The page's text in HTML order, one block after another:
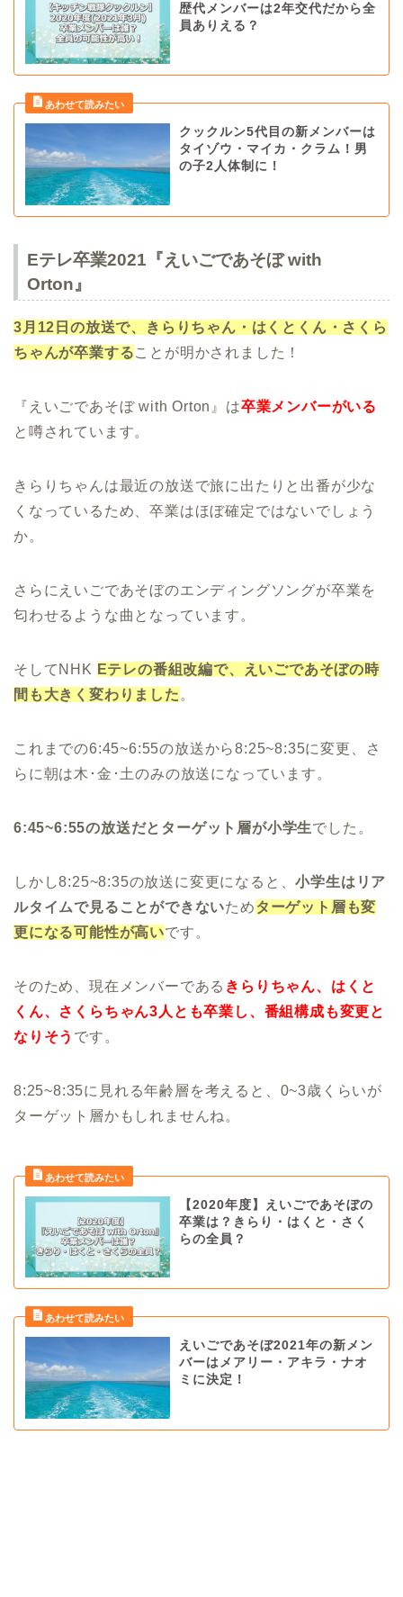
歴代メンバーは2年交代だから全
員ありえる？
クックルン5代目の新メンバーは
タイゾウ・マイカ・クラム！男
の子2人体制に！
Eテレ卒業2021『えいごであそぼ with
Orton』
3月12日の放送で、きらりちゃん・はくとくん・さくら
ちゃんが卒業することが明かされました！
『えいごであそぼ with Orton』は卒業メンバーがいる
と噂されています。
きらりちゃんは最近の放送で旅に出たりと出番が少な
くなっているため、卒業はほぼ確定ではないでしょう
か。
さらにえいごであそぼのエンディングソングが卒業を
匂わせるような曲となっています。
そしてNHK Eテレの番組改編で、えいごであそぼの時
間も大きく変わりました 。
これまでの6:45~6:55の放送から8:25~8:35に変更、さ
らに朝は木･金･土のみの放送になっています。
6:45~6:55の放送だとターゲット層が小学生でした。
しかし8:25~8:35の放送に変更になると、小学生はリア
ルタイムで見ることができないため ターゲット層も変
更になる可能性が高いです。
そのため、現在メンバーである きらりちゃん、はくと
くん、さくらちゃん3人とも卒業し、番組構成も変更と
なりそう です。
8:25~8:35に見れる年齢層を考えると、0~3歳くらいが
ターゲット層かもしれませんね。
【2020年度】えいごであそぼの
卒業は？きらり・はくと・さく
らの全員？
えいごであそぼ2021年の新メン
バーはメアリー・アキラ・ナオ
ミに決定！